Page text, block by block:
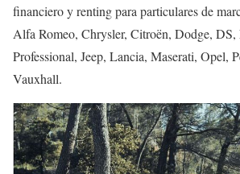
financiero y renting para particulares de
Alfa Romeo, Chrysler, Citroën, Dodge, DS,
Professional, Jeep, Lancia, Maserati, Opel,
Vauxhall.